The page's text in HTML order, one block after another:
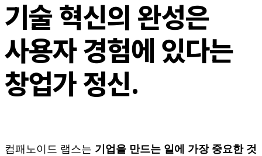
기술 혁신의 완성은
사용자 경험에 있다는
창업가 정신.
컴패노이드 랩스는 기업을 만드는 일에 가장 중요한 것